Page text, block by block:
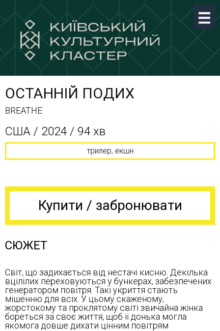
ОСТАННІЙ ПОДИХ
BREATHE
США / 2024 / 94 хв
трилер, екшн
Купити / забронювати
СЮЖЕТ
Світ, що задихається від нестачі кисню. Декілька
вцілілих переховуються у бункерах, забезпечених
генератором повітря. Такі укриття стають
мішенню для всіх. У цьому скаженому,
жорстокому та проклятому світі звичайна жінка
бореться за своє життя, щоб її донька могла
якомога довше дихати цінним повітрям